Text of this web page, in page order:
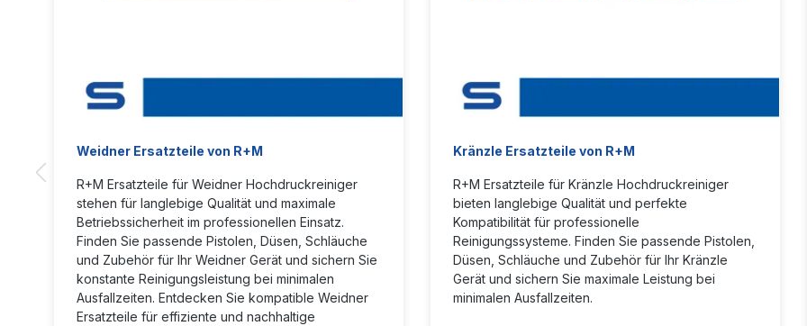
Weidner Ersatzteile von R+M
R+M Ersatzteile für Weidner Hochdruckreiniger
stehen für langlebige Qualität und maximale
Betriebssicherheit im professionellen Einsatz.
Finden Sie passende Pistolen, Düsen, Schläuche
und Zubehör für Ihr Weidner Gerät und sichern Sie
konstante Reinigungsleistung bei minimalen
Ausfallzeiten. Entdecken Sie kompatible Weidner
Ersatzteile für effiziente und nachhaltige
Kränzle Ersatzteile von R+M
R+M Ersatzteile für Kränzle Hochdruckreiniger
bieten langlebige Qualität und perfekte
Kompatibilität für professionelle
Reinigungssysteme. Finden Sie passende Pistolen,
Düsen, Schläuche und Zubehör für Ihr Kränzle
Gerät und sichern Sie maximale Leistung bei
minimalen Ausfallzeiten.